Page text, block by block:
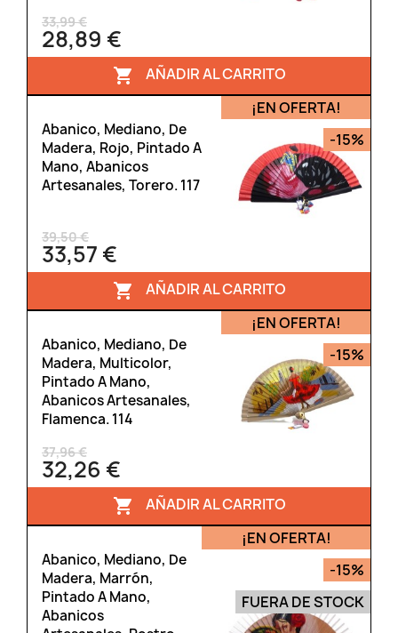
33,99 €
28,89 €
 AÑADIR AL CARRITO
Abanico, Mediano, De
Madera, Rojo, Pintado A
Mano, Abanicos
Artesanales, Torero. 117
39,50 €
33,57 €
¡EN OFERTA!
-15%
 AÑADIR AL CARRITO
Abanico, Mediano, De
Madera, Multicolor,
Pintado A Mano,
Abanicos Artesanales,
Flamenca. 114
37,96 €
32,26 €
¡EN OFERTA!
-15%
 AÑADIR AL CARRITO
Abanico, Mediano, De
Madera, Marrón,
Pintado A Mano,
Abanicos
¡EN OFERTA!
-15%
FUERA DE STOCK